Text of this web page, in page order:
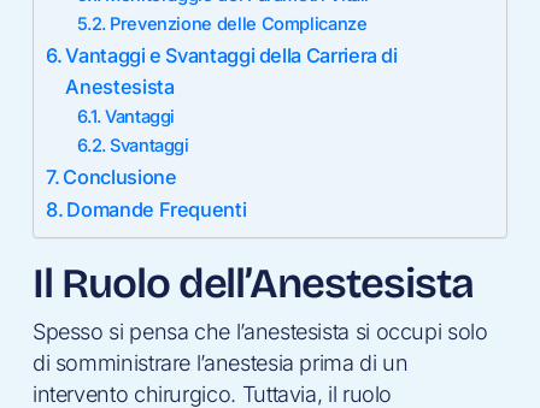
Prevenzione delle Complicanze
Vantaggi e Svantaggi della Carriera di
Anestesista
Vantaggi
Svantaggi
Conclusione
Domande Frequenti
Il Ruolo dell’Anestesista
Spesso si pensa che l’anestesista si occupi solo
di somministrare l’anestesia prima di un
intervento chirurgico. Tuttavia, il ruolo